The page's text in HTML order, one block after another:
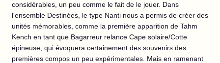
considérables, un peu comme le fait de le jouer. Dans
l'ensemble Destinées, le type Nanti nous a permis de créer des
unités mémorables, comme la première apparition de Tahm
Kench en tant que Bagarreur relance Cape solaire/Cotte
épineuse, qui évoquera certainement des souvenirs des
premières compos un peu expérimentales. Mais en ramenant